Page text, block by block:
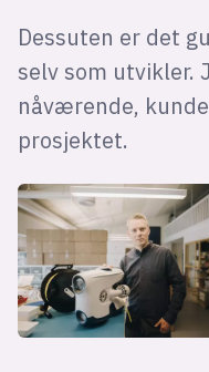
Dessuten er det
selv som utvikler.
nåværende,
prosjektet.